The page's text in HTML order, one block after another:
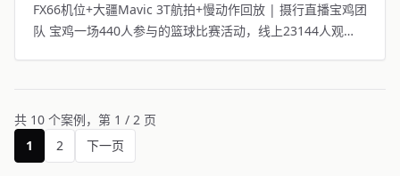
FX66机位+大疆Mavic 3T航拍+慢动作回放 | 摄行直播宝鸡团
队 宝鸡一场440人参与的篮球比赛活动，线上23144人观
共 10 个案例，第 1 / 2 页
1
2 下一页